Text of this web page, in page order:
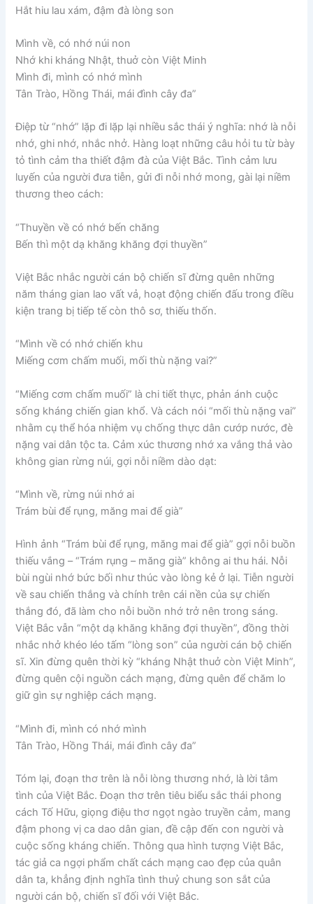
Hắt hiu lau xám, đậm đà lòng son
Mình về, có nhớ núi non
Nhớ khi kháng Nhật, thuở còn Việt Minh
Mình đi, mình có nhớ mình
Tân Trào, Hồng Thái, mái đình cây đa”
Điệp từ “nhớ” lặp đi lặp lại nhiều sắc thái ý nghĩa: nhớ là nỗi
nhớ, ghi nhớ, nhắc nhở. Hàng loạt những câu hỏi tu từ bày
tỏ tình cảm tha thiết đậm đà của Việt Bắc. Tình cảm lưu
luyến của người đưa tiễn, gửi đi nỗi nhớ mong, gài lại niềm
thương theo cách:
“Thuyền về có nhớ bến chăng
Bến thì một dạ khăng khăng đợi thuyền”
Việt Bắc nhắc người cán bộ chiến sĩ đừng quên những
năm tháng gian lao vất vả, hoạt động chiến đấu trong điều
kiện trang bị tiếp tế còn thô sơ, thiếu thốn.
“Mình về có nhớ chiến khu
Miếng cơm chấm muối, mối thù nặng vai?”
“Miếng cơm chấm muối” là chi tiết thực, phản ánh cuộc
sống kháng chiến gian khổ. Và cách nói “mối thù nặng vai”
nhằm cụ thể hóa nhiệm vụ chống thực dân cướp nước, đè
nặng vai dân tộc ta. Cảm xúc thương nhớ xa vắng thả vào
không gian rừng núi, gợi nỗi niềm dào dạt:
“Mình về, rừng núi nhớ ai
Trám bùi để rụng, măng mai để già”
Hình ảnh “Trám bùi để rụng, măng mai để già” gợi nỗi buồn
thiếu vắng – “Trám rụng – măng già” không ai thu hái. Nỗi
bùi ngùi nhớ bức bối như thúc vào lòng kẻ ở lại. Tiễn người
về sau chiến thắng và chính trên cái nền của sự chiến
thắng đó, đã làm cho nỗi buồn nhớ trở nên trong sáng.
Việt Bắc vẫn “một dạ khăng khăng đợi thuyền”, đồng thời
nhắc nhở khéo léo tấm “lòng son” của người cán bộ chiến
sĩ. Xin đừng quên thời kỳ “kháng Nhật thuở còn Việt Minh”,
đừng quên cội nguồn cách mạng, đừng quên để chăm lo
giữ gìn sự nghiệp cách mạng.
“Mình đi, mình có nhớ mình
Tân Trào, Hồng Thái, mái đình cây đa”
Tóm lại, đoạn thơ trên là nỗi lòng thương nhớ, là lời tâm
tình của Việt Bắc. Đoạn thơ trên tiêu biểu sắc thái phong
cách Tố Hữu, giọng điệu thơ ngọt ngào truyền cảm, mang
đậm phong vị ca dao dân gian, đề cập đến con người và
cuộc sống kháng chiến. Thông qua hình tượng Việt Bắc,
tác giả ca ngợi phẩm chất cách mạng cao đẹp của quân
dân ta, khẳng định nghĩa tình thuỷ chung son sắt của
người cán bộ, chiến sĩ đối với Việt Bắc.